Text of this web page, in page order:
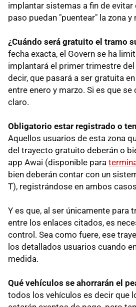
implantar sistemas a fin de evitar
paso puedan "puentear" la zona y
¿Cuándo será gratuito el tramo
fecha exacta, el Govern se ha
implantará el primer trimestre
decir, que pasará a ser gratuita
entre enero y marzo. Si es que
claro.
Obligatorio estar registrado o
Aquellos usuarios de esta zona
del trayecto gratuito deberán o
app Awai (disponible para
bien deberán contar con un
T), registrándose en ambos
Y es que, al ser únicamente para
entre los enlaces citados, es
control. Sea como fuere, ese
los detallados usuarios cuando
medida.
Qué vehículos se ahorrarán el
todos los vehículos es decir que